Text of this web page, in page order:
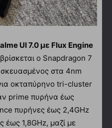
UI 7.0 με Flux Engine
ο Snapdragon 7
στα 4nm
οκταπύρηνο tri-cluster
prime πυρήνα έως
πυρήνες έως 2,4GHz
έως 1,8GHz, μαζί με